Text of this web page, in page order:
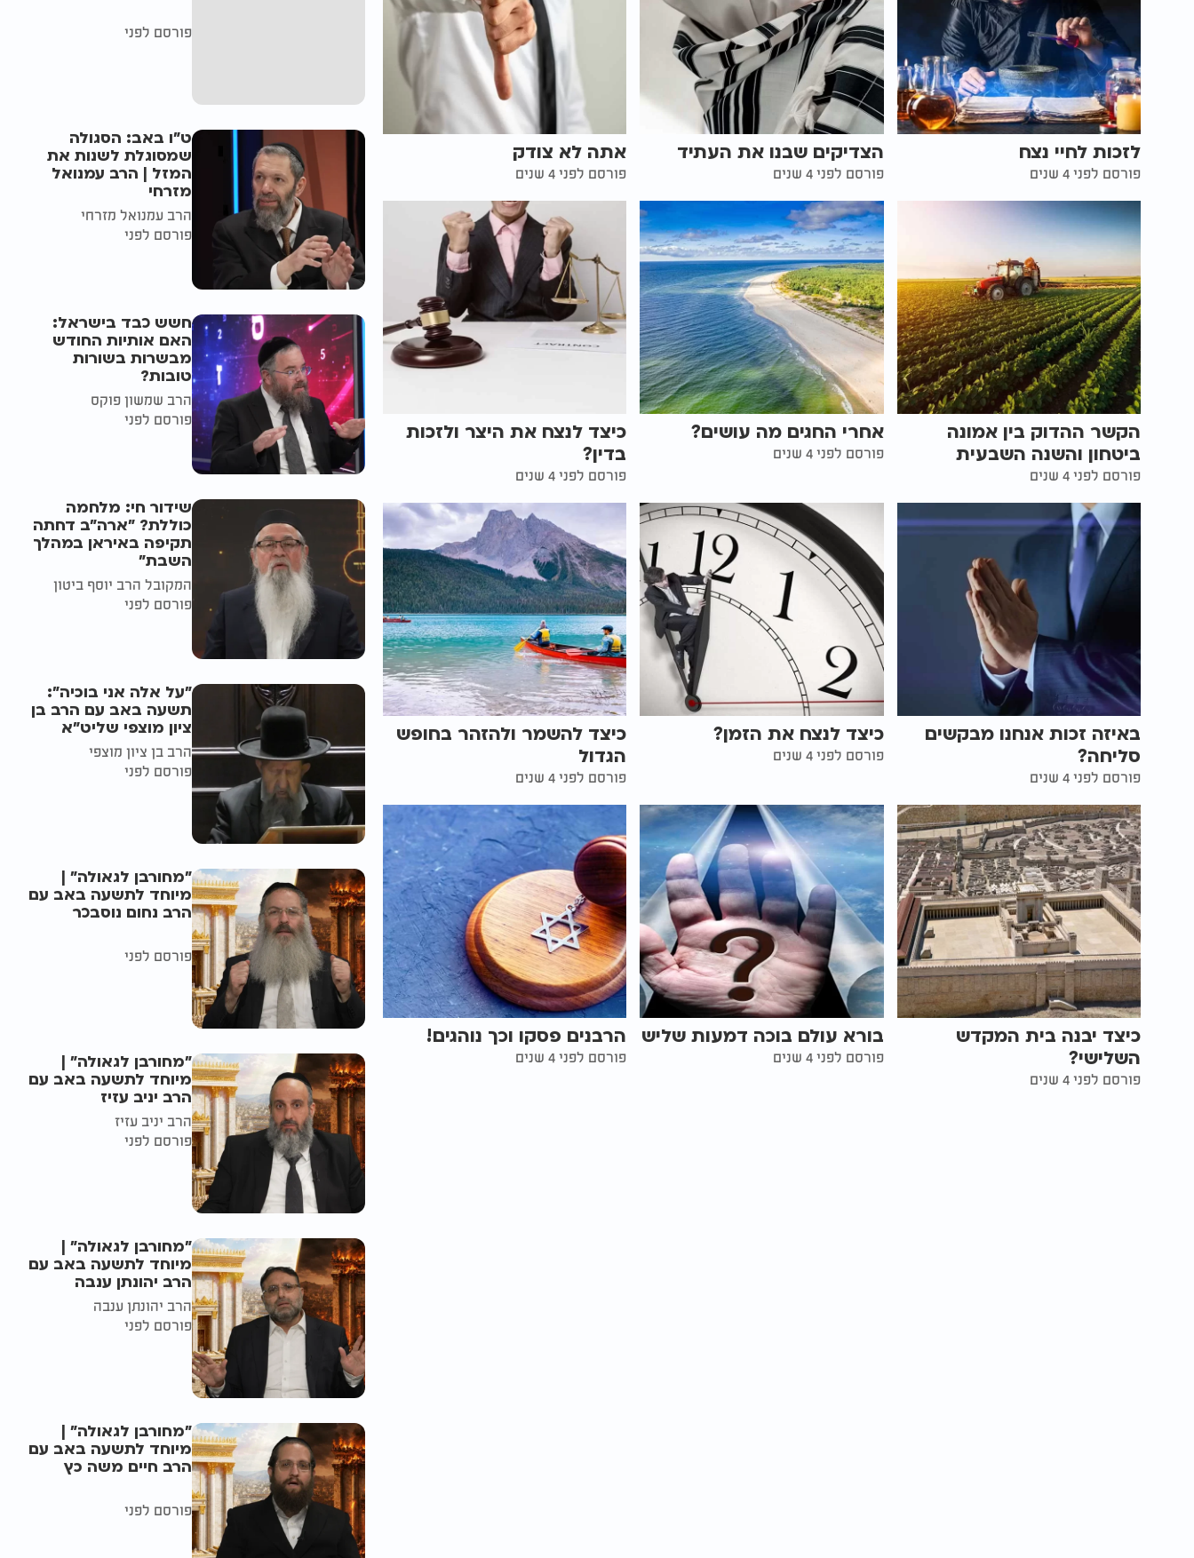
לזכות לחיי נצח
פורסם לפני 4 שנים
הצדיקים שבנו את העתיד
פורסם לפני 4 שנים
אתה לא צודק
פורסם לפני 4 שנים
הקשר ההדוק בין אמונה
ביטחון והשנה השבעית
פורסם לפני 4 שנים
אחרי החגים מה עושים?
פורסם לפני 4 שנים
כיצד לנצח את היצר ולזכות
בדין?
פורסם לפני 4 שנים
באיזה זכות אנחנו מבקשים
סליחה?
פורסם לפני 4 שנים
כיצד לנצח את הזמן?
פורסם לפני 4 שנים
כיצד להשמר ולהזהר בחופש
הגדול
פורסם לפני 4 שנים
כיצד יבנה בית המקדש
השלישי?
פורסם לפני 4 שנים
בורא עולם בוכה דמעות שליש
פורסם לפני 4 שנים
הרבנים פסקו וכך נוהגים!
פורסם לפני 4 שנים
פורסם לפני
ט"ו באב: הסגולה
שמסוגלת לשנות את
המזל | הרב עמנואל
מזרחי
הרב עמנואל מזרחי
פורסם לפני
חשש כבד בישראל:
האם אותיות החודש
מבשרות בשורות
טובות?
הרב שמשון פוקס
פורסם לפני
שידור חי: מלחמה
כוללת? ״ארה"ב דחתה
תקיפה באיראן במהלך
השבת״
המקובל הרב יוסף ביטון
פורסם לפני
"על אלה אני בוכיה":
תשעה באב עם הרב בן
ציון מוצפי שליט"א
הרב בן ציון מוצפי
פורסם לפני
"מחורבן לגאולה" |
מיוחד לתשעה באב עם
הרב נחום נוסבכר
פורסם לפני
"מחורבן לגאולה" |
מיוחד לתשעה באב עם
הרב יניב עזיז
הרב יניב עזיז
פורסם לפני
"מחורבן לגאולה" |
מיוחד לתשעה באב עם
הרב יהונתן ענבה
הרב יהונתן ענבה
פורסם לפני
"מחורבן לגאולה" |
מיוחד לתשעה באב עם
הרב חיים משה כץ
פורסם לפני